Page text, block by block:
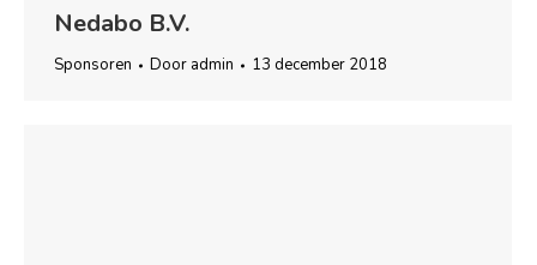
Nedabo B.V.
Sponsoren Door admin 13 december 2018